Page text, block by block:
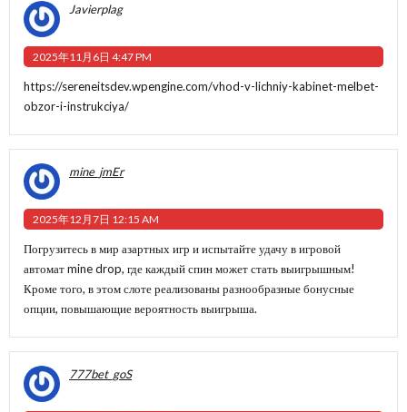
Javierplag
2025年11月6日 4:47 PM
https://sereneitsdev.wpengine.com/vhod-v-lichniy-kabinet-melbet-
obzor-i-instrukciya/
mine_jmEr
2025年12月7日 12:15 AM
Погрузитесь в мир азартных игр и испытайте удачу вигровой
автомат mine drop, где каждый спин может стать выигрышным!
Кроме того, в этом слоте реализованы разнообразные бонусные
опции, повышающие вероятность выигрыша.
777bet_goS